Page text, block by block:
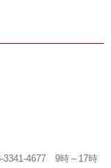
3341-4677 9時～17時